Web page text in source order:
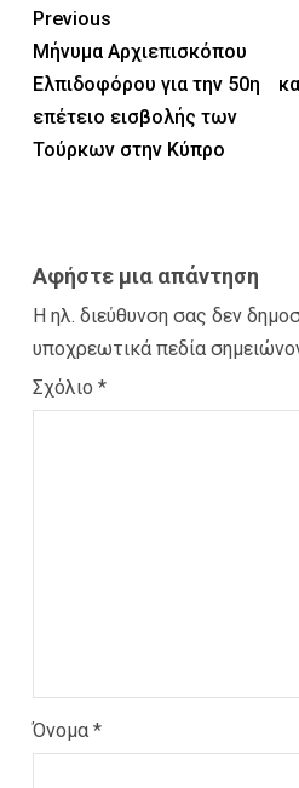
Previous
Μήνυμα Αρχιεπισκόπου
Ελπιδοφόρου για την 50η
επέτειο εισβολής των
Τούρκων στην Κύπρο
Αφήστε μια απάντηση
Η ηλ. διεύθυνση σας δεν
υποχρεωτικά πεδία
Σχόλιο *
Όνομα *